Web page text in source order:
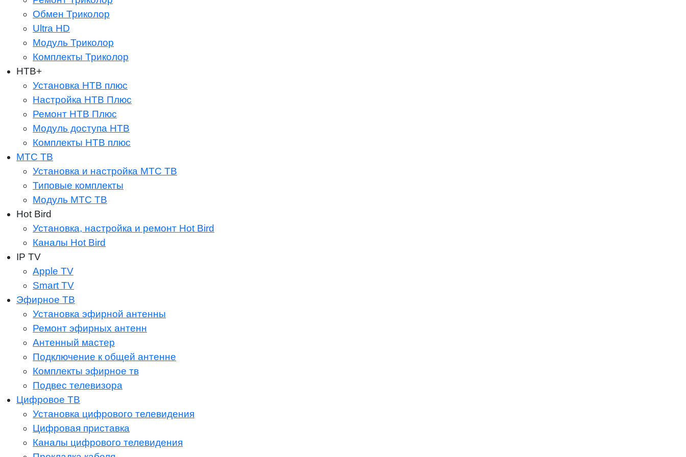
Обмен Триколор
Ultra HD
Модуль Триколор
Комплекты Триколор
НТВ+
Установка НТВ плюс
Настройка НТВ Плюс
Ремонт НТВ Плюс
Модуль доступа НТВ
Комплекты НТВ плюс
МТС ТВ
Установка и настройка МТС ТВ
Типовые комплекты
Модуль МТС ТВ
Hot Bird
Установка, настройка и ремонт Hot Bird
Каналы Hot Bird
IP TV
Apple TV
Smart TV
Эфирное ТВ
Установка эфирной антенны
Ремонт эфирных антенн
Антенный мастер
Подключение к общей антенне
Комплекты эфирное тв
Подвес телевизора
Цифровое ТВ
Установка цифрового телевидения
Цифровая приставка
Каналы цифрового телевидения